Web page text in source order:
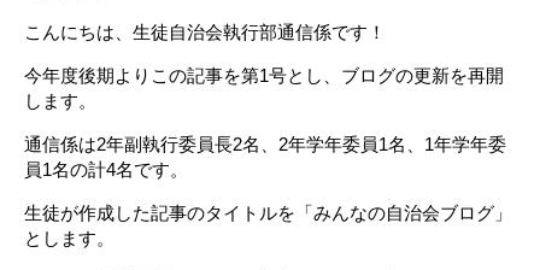
こんにちは、生徒自治会執行部通信係です！
今年度後期よりこの記事を第1号とし、ブログの更新を再開
します。
通信係は2年副執行委員長2名、2年学年委員1名、1年学年委
員1名の計4名です。
生徒が作成した記事のタイトルを「みんなの自治会ブログ」
とします。